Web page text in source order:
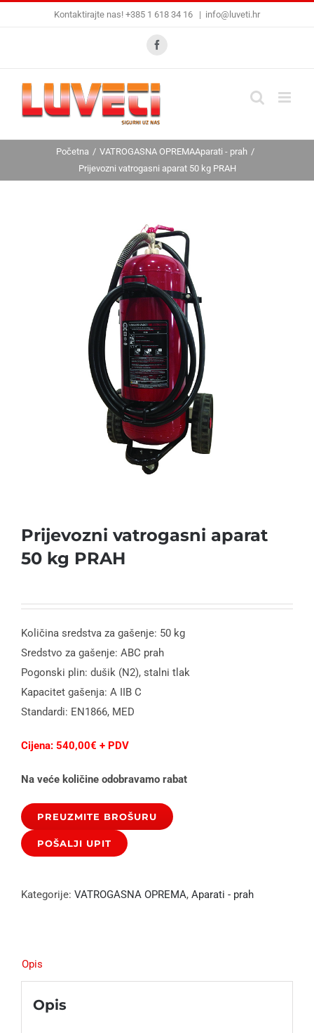
Kontaktirajte nas! +385 1 618 34 16 | info@luveti.hr
Facebook
Početna VATROGASNA OPREMAAparati - prah
Prijevozni vatrogasni aparat 50 kg PRAH
Prijevozni vatrogasni aparat
50 kg PRAH
Količina sredstva za gašenje: 50 kg
Sredstvo za gašenje: ABC prah
Pogonski plin: dušik (N2), stalni tlak
Kapacitet gašenja: A IIB C
Standardi: EN1866, MED
Cijena: 540,00€ + PDV
Na veće količine odobravamo rabat
PREUZMITE BROŠURU
Kategorije: VATROGASNA OPREMA, Aparati - prah
Opis
Opis